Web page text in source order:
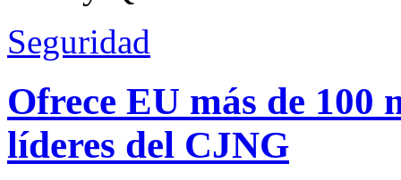
Seguridad
Ofrece EU más de 100
líderes del CJNG